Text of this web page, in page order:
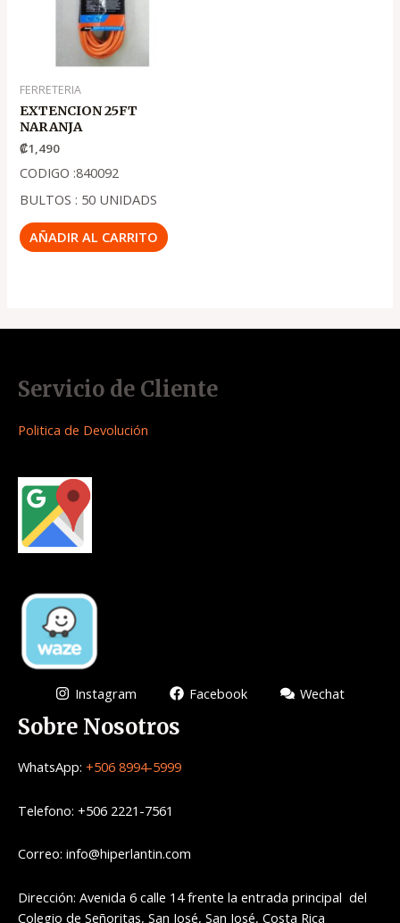
FERRETERIA
EXTENCION 25FT
NARANJA
₡1,490
CODIGO :840092
BULTOS : 50 UNIDADS
AÑADIR AL CARRITO
Servicio de Cliente
Politica de Devolución
Instagram Facebook Wechat
Sobre Nosotros
WhatsApp: +506 8994-5999
Telefono: +506 2221-7561
Correo: info@hiperlantin.com
Dirección: Avenida 6 calle 14 frente la entrada principal del
Colegio de Señoritas, San José, San José, Costa Rica